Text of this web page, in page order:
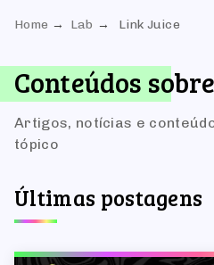
Home Lab Link Juice
Conteúdos
Artigos, notícias e
tópico
Últimas postagens